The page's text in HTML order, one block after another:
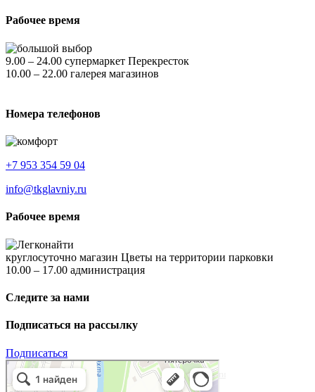
Рабочее время
9.00 – 24.00 супермаркет Перекресток
10.00 – 22.00 галерея магазинов
Номера телефонов
+7 953 354 59 04
info@tkglavniy.ru
Рабочее время
круглосуточно магазин Цветы на территории парковки
10.00 – 17.00 администрация
Следите за нами
Подписаться на рассылку
Подписаться
Главный
Торговый центр в Санкт‑Петербурге и Ленинградской области